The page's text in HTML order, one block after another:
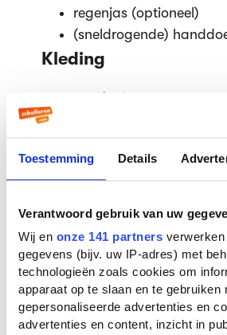
Toestemming Details
Verantwoord gebruik van uw
Wij en onze 141 partners
gegevens (bijv. uw IP-adres) met
technologieën zoals cookies om
apparaat op te slaan en te gebruiken
gepersonaliseerde advertenties en
advertenties en content, inzicht in
regenjas (optioneel)
(sneldrogende)
Kleding
vest/trui
6 korte broeken (jorts/
linnen korte broek)
2 lange broeken
3 t-shirts
4 hemdjes/ tanktops
zomaar enkelsokken)
joggingbroek/
sportbroek
2 sportshirts